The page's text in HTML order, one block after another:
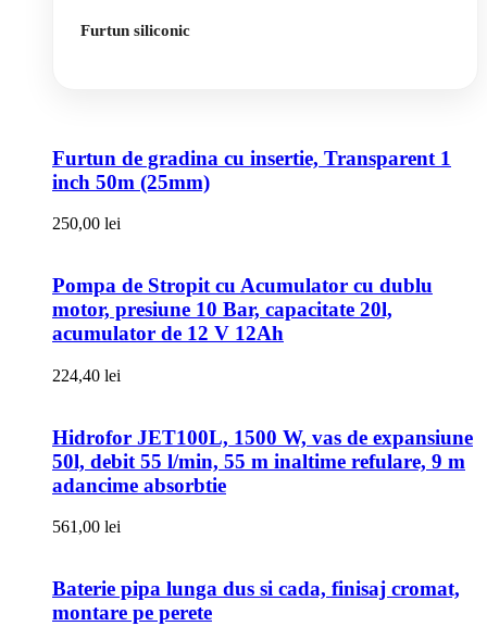
Furtun siliconic
Furtun de gradina cu insertie, Transparent 1
inch 50m (25mm)
250,00 lei
Pompa de Stropit cu Acumulator cu dublu
motor, presiune 10 Bar, capacitate 20l,
acumulator de 12 V 12Ah
224,40 lei
Hidrofor JET100L, 1500 W, vas de expansiune
50l, debit 55 l/min, 55 m inaltime refulare, 9 m
adancime absorbtie
561,00 lei
Baterie pipa lunga dus si cada, finisaj cromat,
montare pe perete